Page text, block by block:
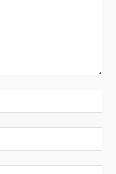
:*
:*